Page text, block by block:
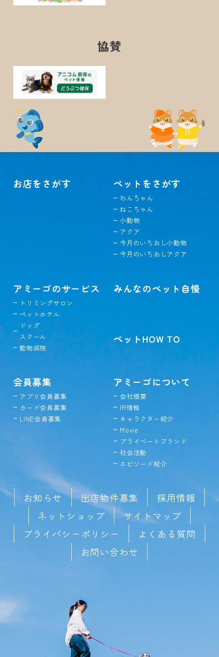
協賛
お店をさがす ペットをさがす
わんちゃん
ねこちゃん
小動物
アクア
今月のいちおし小動物
今月のいちおしアクア
アミーゴのサービス
トリミングサロン
ペットホテル
ドッグ
スクール
動物病院
みんなのペット自慢
ペットHOW TO
会員募集
アプリ会員募集
カード会員募集
LINE会員募集
アミーゴについて
会社概要
IR情報
キャラクター紹介
Movie
プライベートブランド
社会活動
エピソード紹介
お知らせ 出店物件募集
採用情報
ネットショップ
サイトマップ
プライバシーポリシー
よくある質問
お問い合わせ